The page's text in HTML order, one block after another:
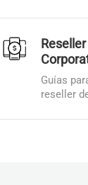
Guías
reseller